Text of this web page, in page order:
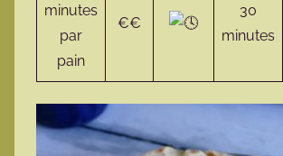
minutes
par
pain
€€
30
minutes